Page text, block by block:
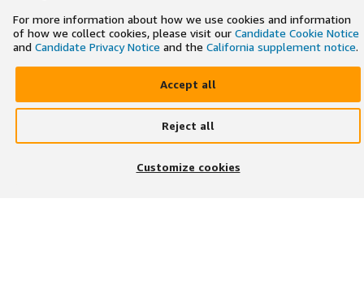
For more information about how we use cookies and information
of how we collect cookies, please visit our Candidate Cookie Notice
and Candidate Privacy Notice and the California supplement notice.
Accept all
Reject all
Customize cookies